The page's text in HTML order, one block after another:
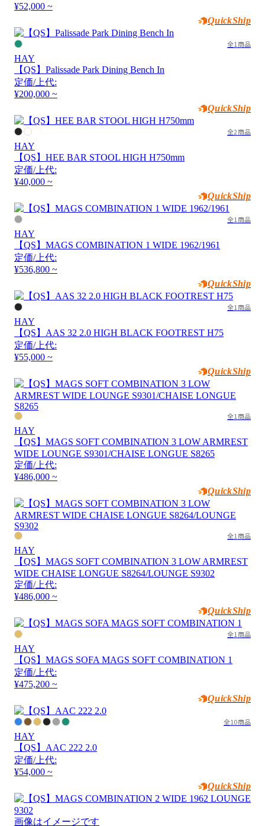
¥52,000 ~
QuickShip
全1商品
HAY
【QS】Palissade Park Dining Bench In
定価/上代:
¥200,000 ~
QuickShip
全2商品
HAY
【QS】HEE BAR STOOL HIGH H750mm
定価/上代:
¥40,000 ~
QuickShip
全1商品
HAY
【QS】MAGS COMBINATION 1 WIDE 1962/1961
定価/上代:
¥536,800 ~
QuickShip
全1商品
HAY
【QS】AAS 32 2.0 HIGH BLACK FOOTREST H75
定価/上代:
¥55,000 ~
QuickShip
全1商品
HAY
【QS】MAGS SOFT COMBINATION 3 LOW ARMREST
WIDE LOUNGE S9301/CHAISE LONGUE S8265
定価/上代:
¥486,000 ~
QuickShip
全1商品
HAY
【QS】MAGS SOFT COMBINATION 3 LOW ARMREST
WIDE CHAISE LONGUE S8264/LOUNGE S9302
定価/上代:
¥486,000 ~
QuickShip
全1商品
HAY
【QS】MAGS SOFA MAGS SOFT COMBINATION 1
定価/上代:
¥475,200 ~
QuickShip
全10商品
HAY
【QS】AAC 222 2.0
定価/上代:
¥54,000 ~
QuickShip
画像はイメージです